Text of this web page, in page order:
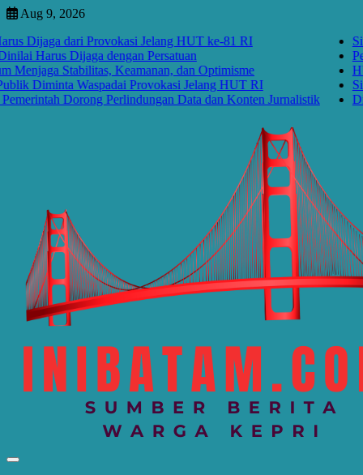
Skip
content
Aug 9, 2026
dari Provokasi Jelang HUT ke-81 RI
Harus Dijaga dengan Persatuan
Stabilitas, Keamanan, dan Optimisme
Waspadai Provokasi Jelang HUT RI
Dorong Perlindungan Data dan Konten Jurnalistik
HUT